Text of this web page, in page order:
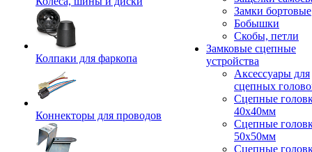
Колпаки для фаркопа
Коннекторы для проводов
Замки бортовые
Бобышки
Скобы, петли
Замковые сцепные
устройства
Аксессуары для
сцепных
Сцепные
40x40мм
Сцепные
50x50мм
Сцепные